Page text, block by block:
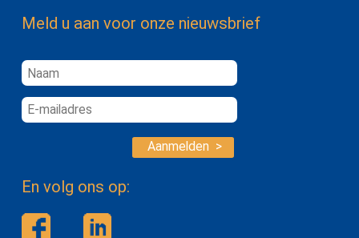
Meld u aan voor onze nieuwsbrief
Aanmelden >
En volg ons op: